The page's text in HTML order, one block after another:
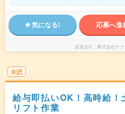
気になる! 応募へ進
派遣会社 株式会社テ
未読
給与即払いOK！高時給！
リフト作業